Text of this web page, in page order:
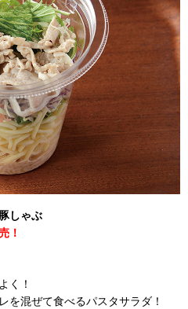
しゃぶ
！
く！
を混ぜて食べるパスタサラダ！